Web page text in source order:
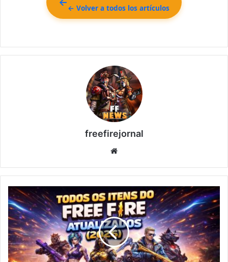
← Volver a todos los artículos
freefirejornal
Todos
los
Objetos
de
Free
Fire
Actualizados